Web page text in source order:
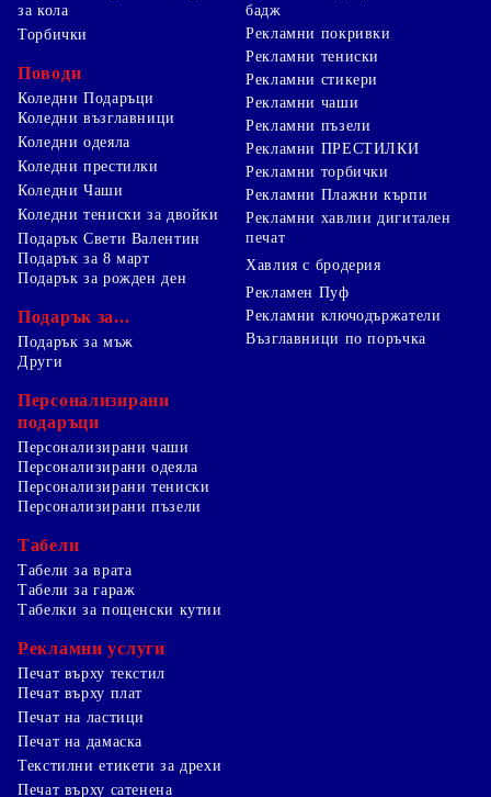
за кола
Торбички
Поводи
Коледни Подаръци
Коледни възглавници
Коледни одеяла
Коледни престилки
Коледни Чаши
Коледни тениски за двойки
Подарък Свети Валентин
Подарък за 8 март
Подарък за рожден ден
Подарък за...
Подарък за мъж
бадж
Рекламни покривки
Рекламни тениски
Рекламни стикери
Рекламни чаши
Рекламни пъзели
Рекламни ПРЕСТИЛКИ
Рекламни торбички
Рекламни Плажни кърпи
Рекламни хавлии дигитален
печат
Хавлия с бродерия
Рекламен Пуф
Рекламни ключодържатели
Възглавници по поръчка
Други
Персонализирани
подаръци
Персонализирани чаши
Персонализирани одеяла
Персонализирани тениски
Персонализирани пъзели
Табели
Табели за врата
Табели за гараж
Табелки за пощенски кутии
Рекламни услуги
Печат върху текстил
Печат върху плат
Печат на ластици
Печат на дамаска
Текстилни етикети за дрехи
Печат върху сатенена